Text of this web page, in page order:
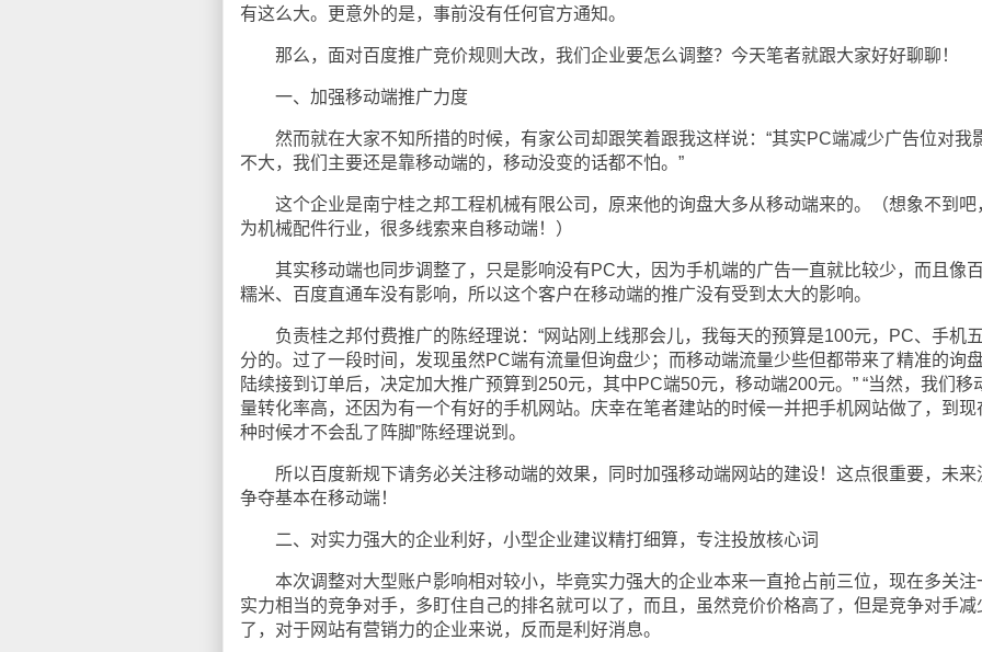
有这么大。更意外的是，事前没有任何官方通知。
那么，面对百度推广竞价规则大改，我们企业要怎么调整？今天笔者就跟大家好好聊聊！
一、加强移动端推广力度
然而就在大家不知所措的时候，有家公司却跟笑着跟我这样说：“其实PC端减少广告位对我
不大，我们主要还是靠移动端的，移动没变的话都不怕。”
这个企业是南宁桂之邦工程机械有限公司，原来他的询盘大多从移动端来的。（想象不到吧
为机械配件行业，很多线索来自移动端！）
其实移动端也同步调整了，只是影响没有PC大，因为手机端的广告一直就比较少，而且像
糯米、百度直通车没有影响，所以这个客户在移动端的推广没有受到太大的影响。
负责桂之邦付费推广的陈经理说：“网站刚上线那会儿，我每天的预算是100元，PC、手机
分的。过了一段时间，发现虽然PC端有流量但询盘少；而移动端流量少些但都带来了精准的询盘
陆续接到订单后，决定加大推广预算到250元，其中PC端50元，移动端200元。” “当然，我们移
量转化率高，还因为有一个有好的手机网站。庆幸在笔者建站的时候一并把手机网站做了，到现
种时候才不会乱了阵脚”陈经理说到。
所以百度新规下请务必关注移动端的效果，同时加强移动端网站的建设！这点很重要，未来
争夺基本在移动端！
二、对实力强大的企业利好，小型企业建议精打细算，专注投放核心词
本次调整对大型账户影响相对较小，毕竟实力强大的企业本来一直抢占前三位，现在多关注
实力相当的竞争对手，多盯住自己的排名就可以了，而且，虽然竞价价格高了，但是竞争对手减
了，对于网站有营销力的企业来说，反而是利好消息。